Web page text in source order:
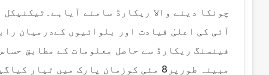
چونکا دینے والا ریکارڈ سامنے
آئی کی اعلیٰ قیادت اور بلوائیوں کےدرمیان
فینسنگ ریکارڈ سے حاصل معلومات کے مطابق
مبینہ طورپر8 مئی کوزمان پارک میں تیار کیاگیا۔